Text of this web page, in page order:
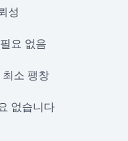
성
요 없음
소 팽창
없습니다